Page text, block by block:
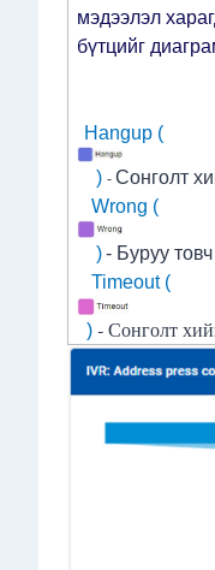
мэдээлэл
бүтцийг
Hangup (
) - Сонголт
Wrong (
)- Буруу
Timeout (
) - Сонголт